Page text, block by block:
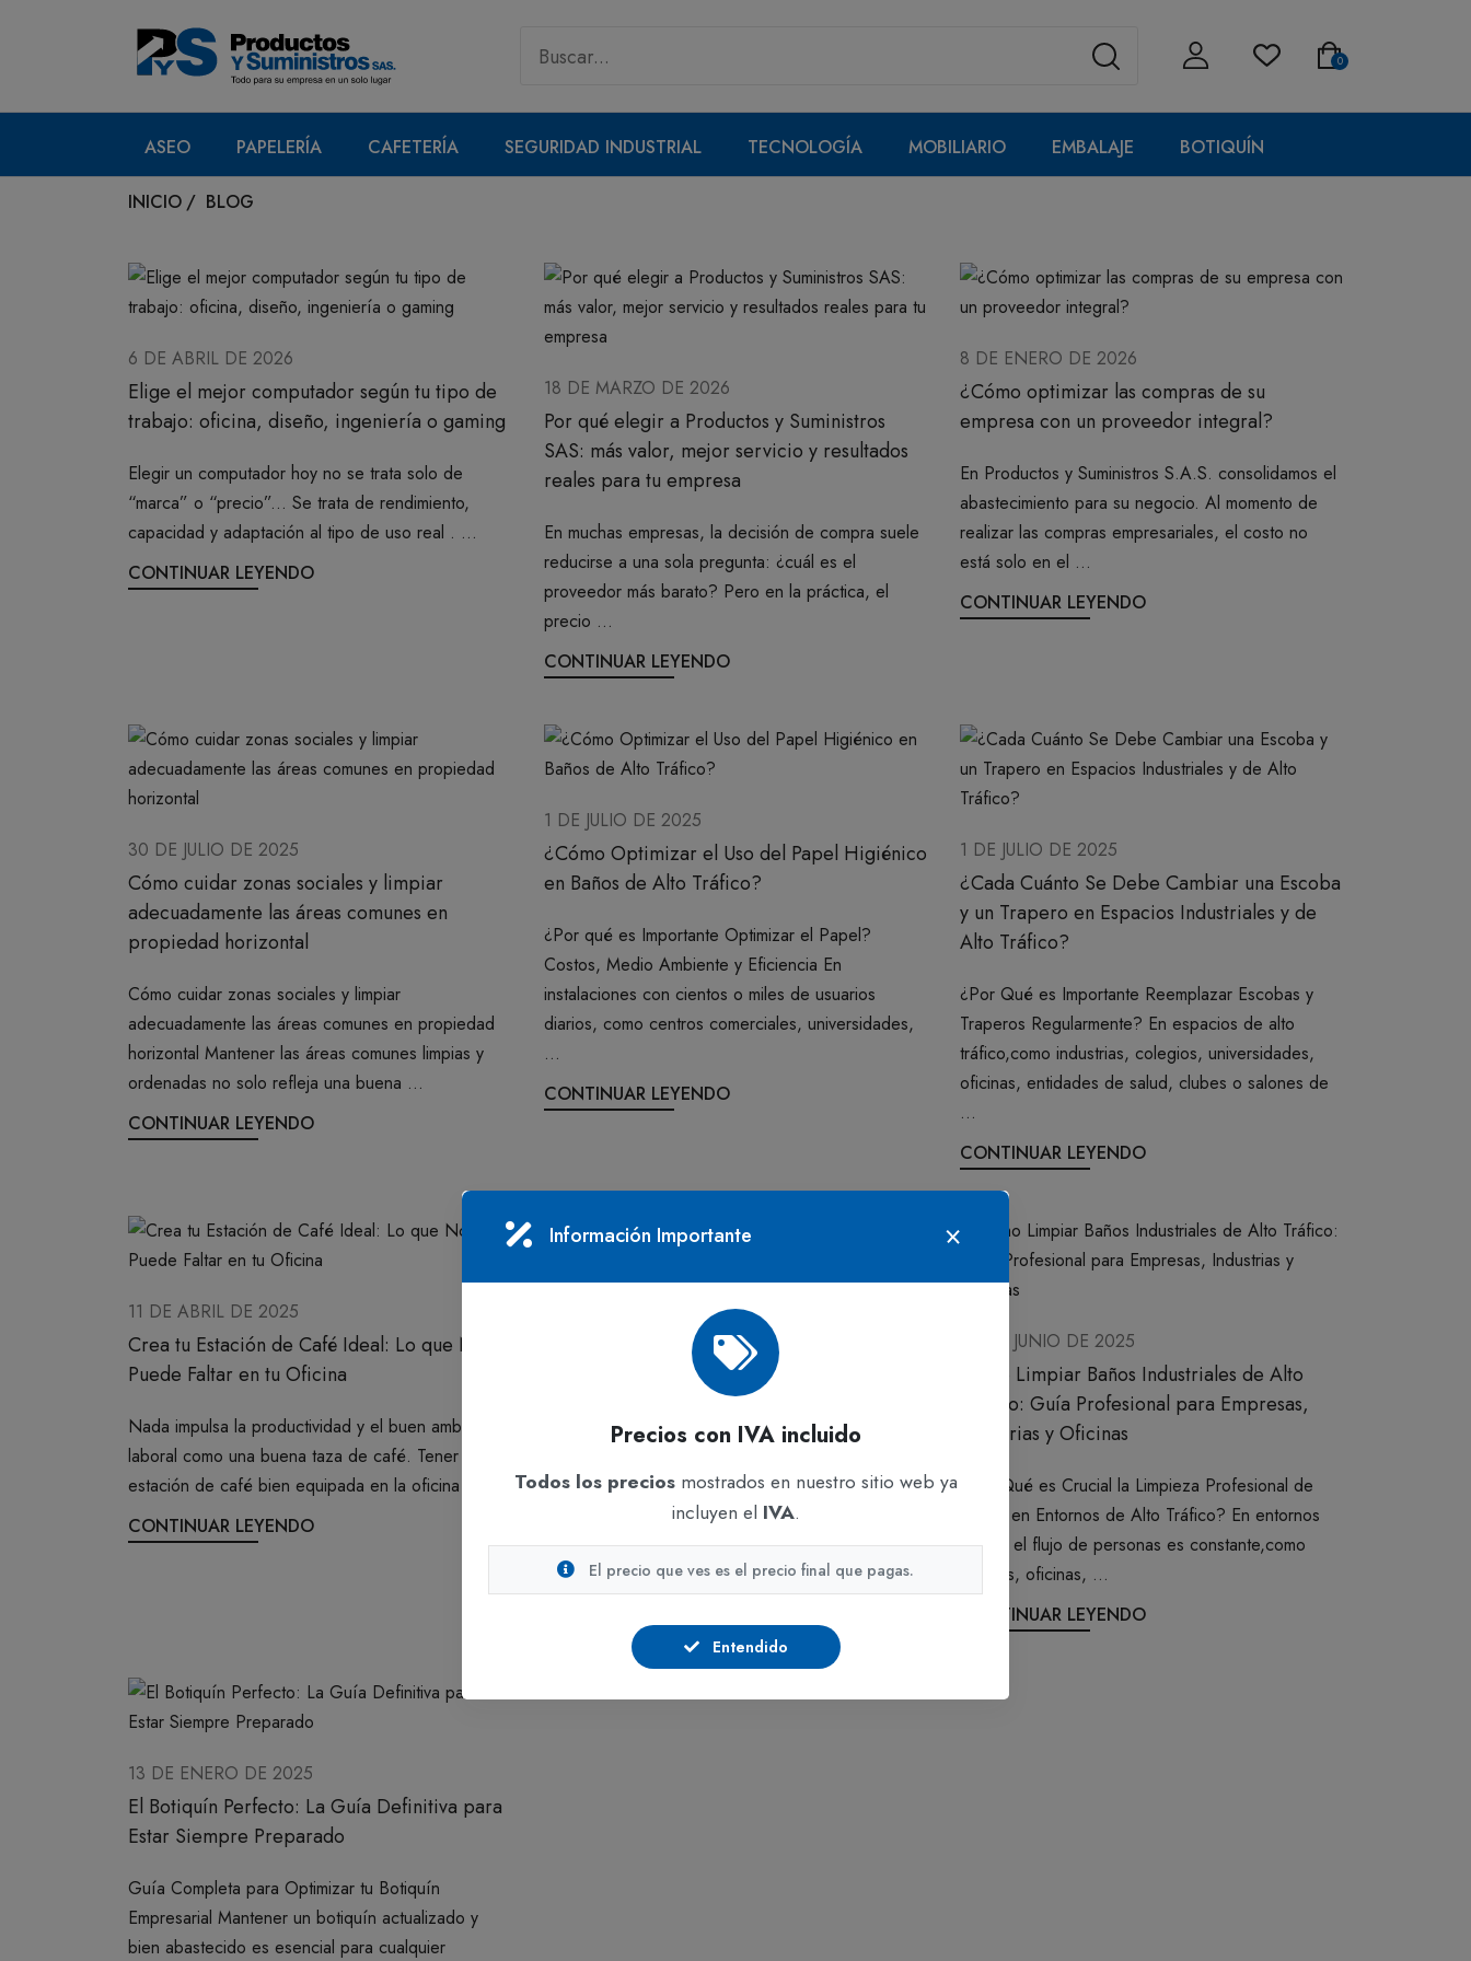
0
ASEO PAPELERÍA CAFETERÍA SEGURIDAD INDUSTRIAL TECNOLOGÍA MOBILIARIO EMBALAJE BOTIQUÍN
INICIO / BLOG
6 DE ABRIL DE 2026
Elige el mejor computador según tu tipo de
trabajo: oficina, diseño, ingeniería o gaming
Elegir un computador hoy no se trata solo de
“marca” o “precio”... Se trata de rendimiento,
capacidad y adaptación al tipo de uso real . ...
CONTINUAR LEYENDO
18 DE MARZO DE 2026
Por qué elegir a Productos y Suministros
SAS: más valor, mejor servicio y resultados
reales para tu empresa
En muchas empresas, la decisión de compra suele
reducirse a una sola pregunta: ¿cuál es el
proveedor más barato? Pero en la práctica, el
precio ...
CONTINUAR LEYENDO
8 DE ENERO DE 2026
¿Cómo optimizar las compras de su
empresa con un proveedor integral?
En Productos y Suministros S.A.S. consolidamos el
abastecimiento para su negocio. Al momento de
realizar las compras empresariales, el costo no
está solo en el ...
CONTINUAR LEYENDO
30 DE JULIO DE 2025
Cómo cuidar zonas sociales y limpiar
adecuadamente las áreas comunes en
propiedad horizontal
Cómo cuidar zonas sociales y limpiar
adecuadamente las áreas comunes en propiedad
horizontal Mantener las áreas comunes limpias y
ordenadas no solo refleja una buena ...
CONTINUAR LEYENDO
1 DE JULIO DE 2025
¿Cómo Optimizar el Uso del Papel Higiénico
en Baños de Alto Tráfico?
¿Por qué es Importante Optimizar el Papel?
Costos, Medio Ambiente y Eficiencia En
instalaciones con cientos o miles de usuarios
diarios, como centros comerciales, universidades,
...
CONTINUAR LEYENDO
1 DE JULIO DE 2025
¿Cada Cuánto Se Debe Cambiar una Escoba
y un Trapero en Espacios Industriales y de
Alto Tráfico?
¿Por Qué es Importante Reemplazar Escobas y
Traperos Regularmente? En espacios de alto
tráfico,como industrias, colegios, universidades,
oficinas, entidades de salud, clubes o salones de
...
CONTINUAR LEYENDO
11 DE ABRIL DE 2025
Crea tu Estación de Café Ideal: Lo que No
Puede Faltar en tu Oficina
Nada impulsa la productividad y el buen ambiente
laboral como una buena taza de café. Tener una
estación de café bien equipada en la oficina ...
CONTINUAR LEYENDO
4 DE JUNIO DE 2025
Guía Completa de Productos Desechables:
Practicidad, Higiene y Sostenibilidad para tu
Negocio
¿Por Qué Elegir Productos Desechables en el
Entorno Empresarial? En el mundo empresarial
moderno, la eficiencia y la higiene son dos pilares
fundamentales para cualquier ...
28 DE JUNIO DE 2025
Cómo Limpiar Baños Industriales de Alto
Tráfico: Guía Profesional para Empresas,
Industrias y Oficinas
¿Por Qué es Crucial la Limpieza Profesional de
Baños en Entornos de Alto Tráfico? En entornos
donde el flujo de personas es constante,como
clínicas, oficinas, ...
CONTINUAR LEYENDO
13 DE ENERO DE 2025
El Botiquín Perfecto: La Guía Definitiva para
Estar Siempre Preparado
Guía Completa para Optimizar tu Botiquín
Empresarial Mantener un botiquín actualizado y
bien abastecido es esencial para cualquier
Información Importante
Precios con IVA incluido
Todos los preciosmostrados en nuestro sitio web ya
incluyen el IVA.
El precio que ves es el precio final que pagas.
Entendido